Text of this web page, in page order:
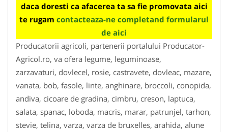
daca doresti ca afacerea ta sa fie promovata aici
te rugam contacteaza-ne completand formularul
de aici
Producatorii agricoli, partenerii portalului Producator-
Agricol.ro, va ofera legume, leguminoase,
zarzavaturi, dovlecel, rosie, castravete, dovleac, mazare,
vanata, bob, fasole, linte, anghinare, broccoli, conopida,
andiva, cicoare de gradina, cimbru, creson, laptuca,
salata, spanac, loboda, macris, marar, patrunjel, tarhon,
stevie, telina, varza, varza de bruxelles, arahida, alune